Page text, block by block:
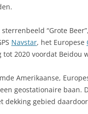
“Grote
Navstar, het Europese
2020 voordat Beidou
Amerikaanse,
geostationaire baan.
dekking gebied